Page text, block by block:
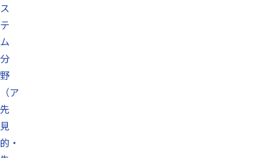
ス
テ
ム
分
野
（ア
先
見
的・